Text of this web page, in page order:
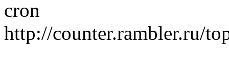
http://counter.rambler.ru/